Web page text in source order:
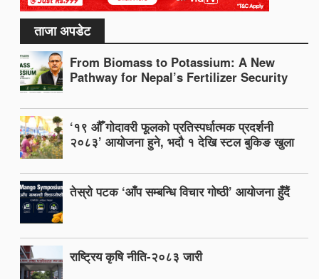
ताजा अपडेट
From Biomass to Potassium: A New
Pathway for Nepal’s Fertilizer Security
‘१९ औँ गोदावरी फूलको प्रतिस्पर्धात्मक प्रदर्शनी
२०८३’ आयोजना हुने, भदौ १ देखि स्टल बुकिङ खुला
तेस्रो पटक ‘आँप सम्बन्धि विचार गोष्ठी’ आयोजना हुँदैं
राष्ट्रिय कृषि नीति-२०८३ जारी